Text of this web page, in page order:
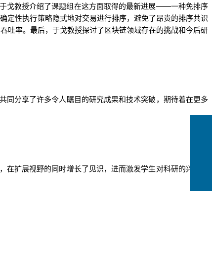
戈教授介绍了课题组在这方面取得的最新进展——一种免排序
定性执行策略隐式地对交易进行排序，避免了昂贵的排序共识
吐率。最后， 于戈教授探讨了 区块链领域存在的挑战和今后研
同分享了许多令人瞩目的研究成果和技术突破 ， 期待着在更多
在扩展视野的同时增长了 见识，进而激发学生对科研的兴趣和